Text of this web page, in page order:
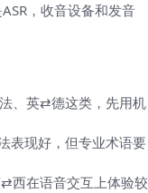
，收音设备和发音
、英⇄德这类，先用机
现好，但专业术语要
西在语音交互上体验较